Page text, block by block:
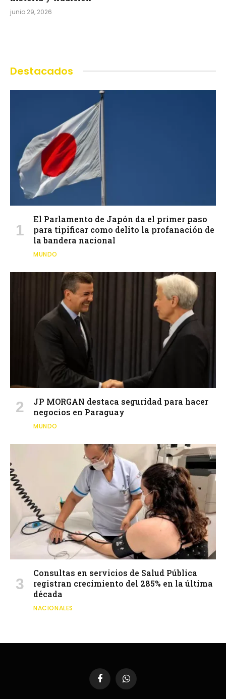
junio 29, 2026
Destacados
El Parlamento de Japón da el primer paso
para tipificar como delito la profanación de
la bandera nacional
MUNDO
JP MORGAN destaca seguridad para hacer
negocios en Paraguay
MUNDO
Consultas en servicios de Salud Pública
registran crecimiento del 285% en la última
década
NACIONALES
FacebookWhatsApp